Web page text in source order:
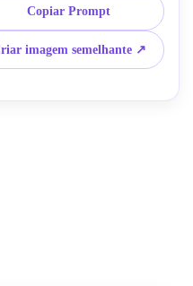
central, padrões de rua
paleta de cobre e
detalhes cartográficos
ambiente esfumaçado,
de construção do mundo
Copiar Prompt
imagem semelhante ↗